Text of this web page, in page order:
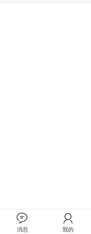
消息 我的